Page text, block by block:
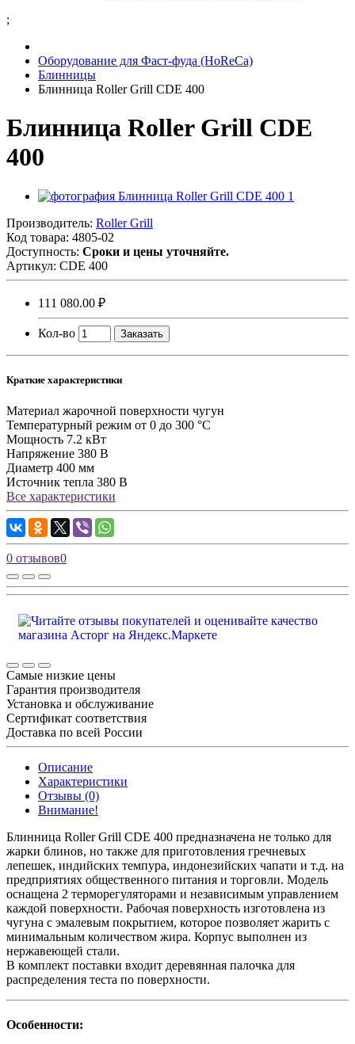
;
Оборудование для Фаст-фуда (HoReCa)
Блинницы
Блинница Roller Grill CDE 400
Блинница Roller Grill CDE
400
Производитель: Roller Grill
Код товара: 4805-02
Доступность: Сроки и цены уточняйте.
Артикул: CDE 400
111 080.00 ₽
Кол-во Заказать
Краткие характеристики
Материал жарочной поверхности чугун
Температурный режим от 0 до 300 °C
Мощность 7.2 кВт
Напряжение 380 В
Диаметр 400 мм
Источник тепла 380 В
Все характеристики
0 отзывов0
Самые низкие цены
Гарантия производителя
Установка и обслуживание
Сертификат соответствия
Доставка по всей России
Описание
Характеристики
Отзывы (0)
Внимание!
Блинница Roller Grill CDE 400 предназначена не только для
жарки блинов, но также для приготовления гречневых
лепешек, индийских темпура, индонезийских чапати и т.д. на
предприятиях общественного питания и торговли. Модель
оснащена 2 терморегуляторами и независимым управлением
каждой поверхности. Рабочая поверхность изготовлена из
чугуна с эмалевым покрытием, которое позволяет жарить с
минимальным количеством жира. Корпус выполнен из
нержавеющей стали.
В комплект поставки входит деревянная палочка для
распределения теста по поверхности.
Особенности: